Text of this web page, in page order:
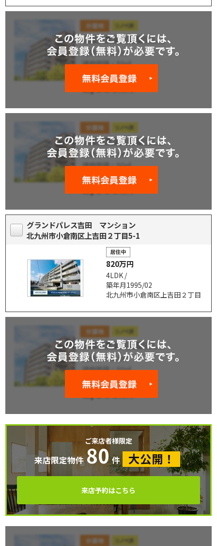
グランドパレス吉田 マンション
北九州市小倉南区上吉田２丁目5-1
820万円
4LDK /
築年月1995/02
北九州市小倉南区上吉田２丁目
ご来店者様限定
来店限定物件 80 件 大公開！
来店予約はこちら